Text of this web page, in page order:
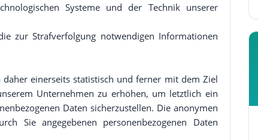
Systeme und der Technik unserer
zur Strafverfolgung notwendigen Informationen
einerseits statistisch und ferner mit dem Ziel
Unternehmen zu erhöhen, um letztlich ein
Daten sicherzustellen. Die anonymen
Sie angegebenen personenbezogenen Daten